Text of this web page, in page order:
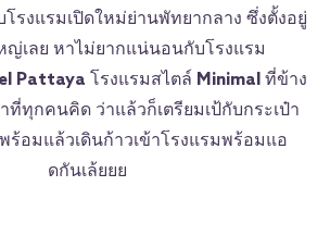
รงแรมเปิดใหม่ย่านพัทยากลาง ซึ่งตั้งอยู่
เลย หาไม่ยากแน่นอนกับโรงแรม
Pattaya โรงแรมสไตล์ Minimal ที่ข้าง
ที่ทุกคนคิด ว่าแล้วก็เตรียมเป้กับกระเป๋า
อมแล้วเดินก้าวเข้าโรงแรมพร้อมแอ
ดกันเล้ยยย